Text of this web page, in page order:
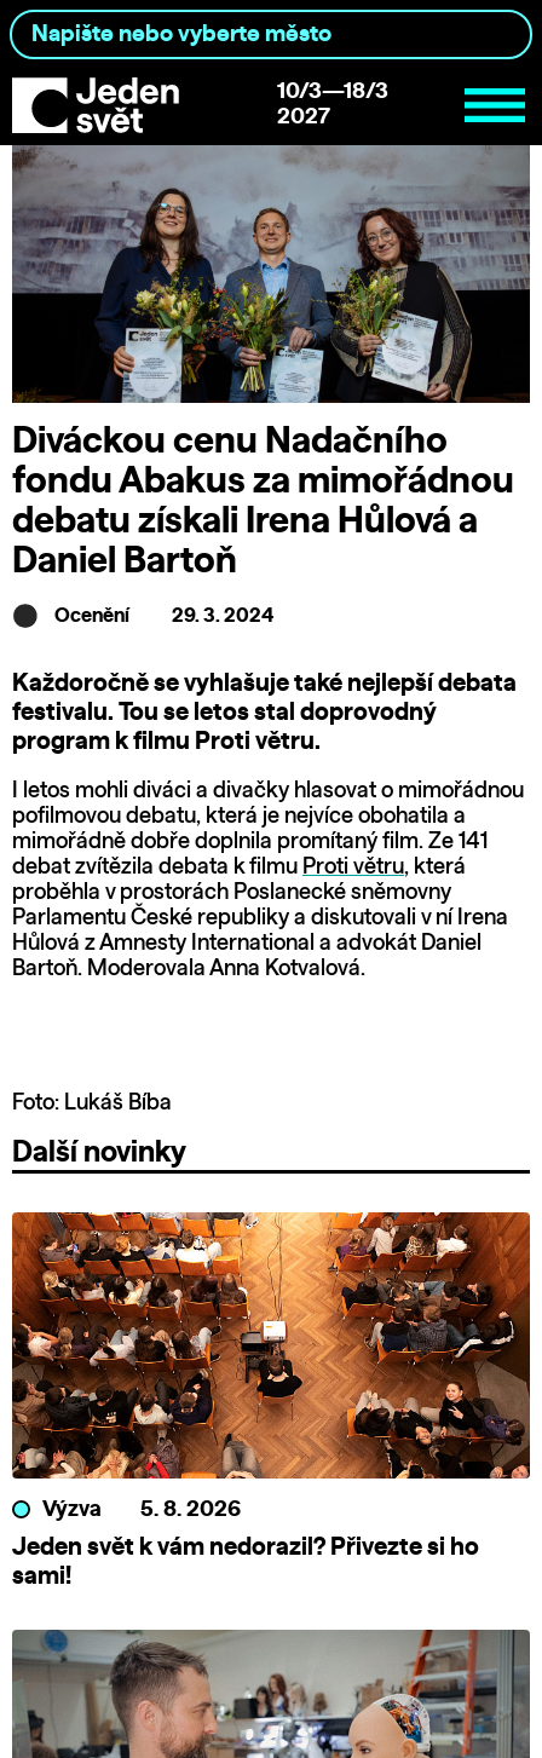
10/3—18/3
2027
Diváckou cenu Nadačního
fondu Abakus za mimořádnou
debatu získali Irena Hůlová a
Daniel Bartoň
Ocenění 29. 3. 2024
Každoročně se vyhlašuje také nejlepší debata
festivalu. Tou se letos stal doprovodný
program k filmu Proti větru.
I letos mohli diváci a divačky hlasovat o mimořádnou
pofilmovou debatu, která je nejvíce obohatila a
mimořádně dobře doplnila promítaný film. Ze 141
debat zvítězila debata k filmu Proti větru, která
proběhla v prostorách Poslanecké sněmovny
Parlamentu České republiky a diskutovali v ní Irena
Hůlová z Amnesty International a advokát Daniel
Bartoň. Moderovala Anna Kotvalová.
Foto: Lukáš Bíba
Další novinky
Výzva 5. 8. 2026
Jeden svět k vám nedorazil? Přivezte si ho
sami!